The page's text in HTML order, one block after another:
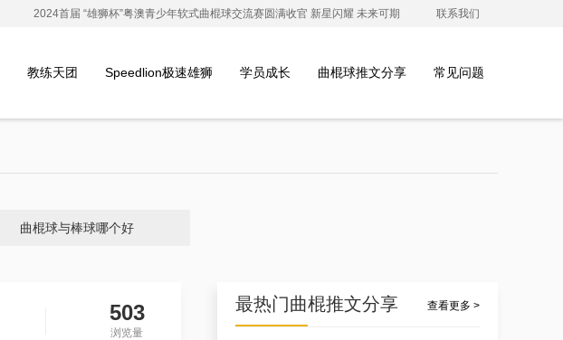
2024首届 “雄狮杯”粤澳青少年软式曲棍球交流赛圆满收官 新星闪耀 未来可期 联系我们
教练天团 Speedlion极速雄狮 学员成长 曲棍球推文分享 常见问题
曲棍球与棒球哪个好
503
浏览量
最热门曲棍推文分享 查看更多 >